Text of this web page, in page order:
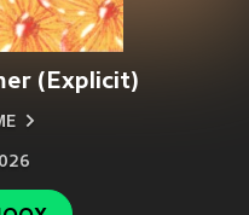
(Explicit)